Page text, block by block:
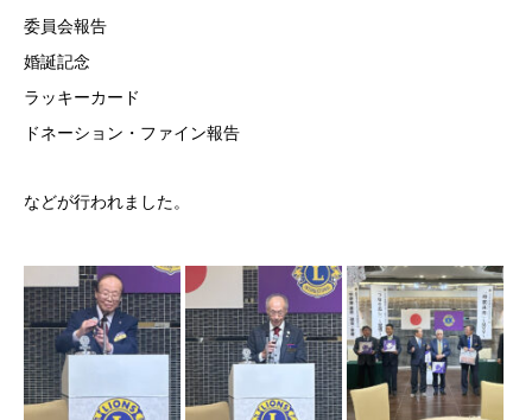
委員会報告
婚誕記念
ラッキーカード
ドネーション・ファイン報告
などが行われました。